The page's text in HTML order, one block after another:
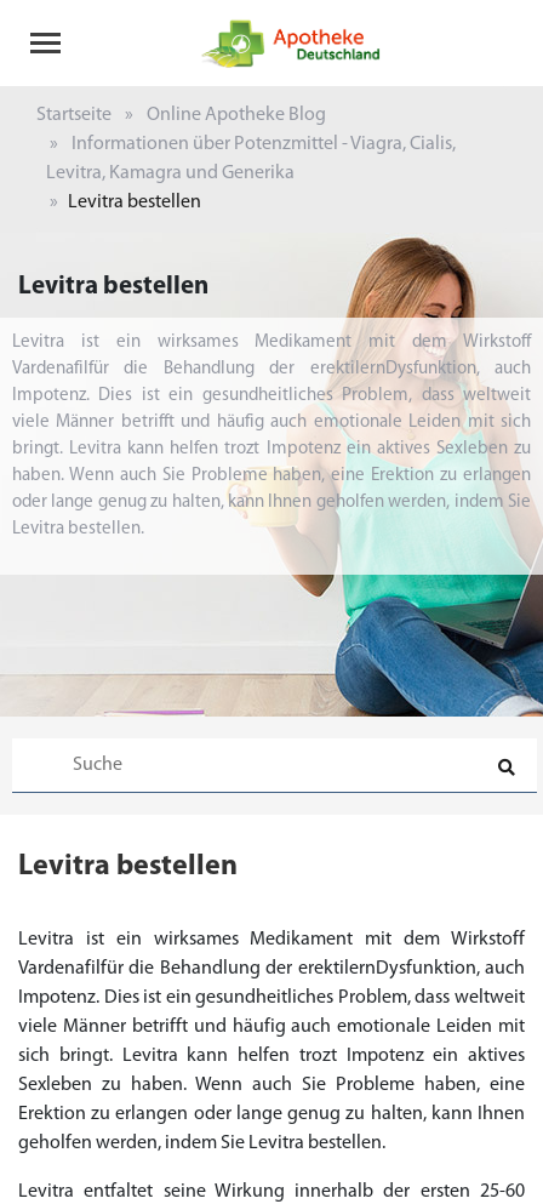
Startseite
Online Apotheke Blog
Informationen über Potenzmittel - Viagra, Cialis,
Levitra, Kamagra und Generika
Levitra bestellen
Levitra bestellen
Levitra ist ein wirksames Medikament mit dem Wirkstoff
Vardenafilfür die Behandlung der erektilernDysfunktion, auch
Impotenz. Dies ist ein gesundheitliches Problem, dass weltweit
viele Männer betrifft und häufig auch emotionale Leiden mit sich
bringt. Levitra kann helfen trozt Impotenz ein aktives Sexleben zu
haben. Wenn auch Sie Probleme haben, eine Erektion zu erlangen
oder lange genug zu halten, kann Ihnen geholfen werden, indem Sie
Levitra bestellen.
Levitra bestellen
Levitra ist ein wirksames Medikament mit dem Wirkstoff
Vardenafilfür die Behandlung der erektilernDysfunktion, auch
Impotenz. Dies ist ein gesundheitliches Problem, dass weltweit
viele Männer betrifft und häufig auch emotionale Leiden mit
sich bringt. Levitra kann helfen trozt Impotenz ein aktives
Sexleben zu haben. Wenn auch Sie Probleme haben, eine
Erektion zu erlangen oder lange genug zu halten, kann Ihnen
geholfen werden, indem Sie Levitra bestellen.
Levitra entfaltet seine Wirkung innerhalb der ersten 25-60